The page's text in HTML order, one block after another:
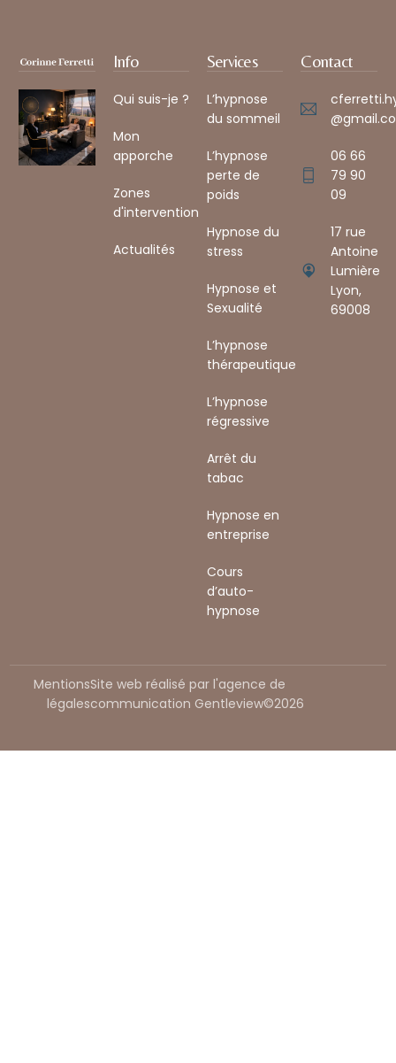
Info
Qui suis-je ?
Mon
apporche
Zones
d'intervention
Actualités
Services
L’hypnose
du sommeil
L’hypnose
perte de
poids
Hypnose du
stress
Hypnose et
Sexualité
L’hypnose
thérapeutique
L’hypnose
régressive
Arrêt du
tabac
Hypnose en
entreprise
Cours
d’auto-
hypnose
Contact
06 66
79 90
09
17 rue
Antoine
Lumière
Lyon,
69008 ​
Site web réalisé par l'agence de
communication Gentleview©2026
Mentions
légales